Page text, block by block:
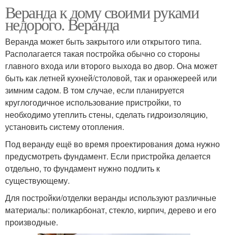
Веранда к дому своими руками
недорого. Веранда
Веранда может быть закрытого или открытого типа.
Располагается такая постройка обычно со стороны
главного входа или второго выхода во двор. Она может
быть как летней кухней/столовой, так и оранжереей или
зимним садом. В том случае, если планируется
круглогодичное использование пристройки, то
необходимо утеплить стены, сделать гидроизоляцию,
установить систему отопления.
Под веранду ещё во время проектирования дома нужно
предусмотреть фундамент. Если пристройка делается
отдельно, то фундамент нужно подлить к
существующему.
Для постройки/отделки веранды используют различные
материалы: поликарбонат, стекло, кирпич, дерево и его
производные.